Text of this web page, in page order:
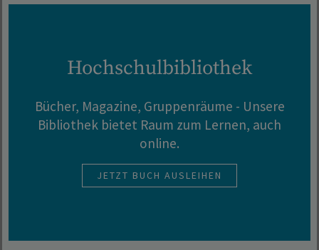
Hochschulbibliothek
Bücher, Magazine, Gruppenräume - Unsere
Bibliothek bietet Raum zum Lernen, auch
online.
JETZT BUCH AUSLEIHEN